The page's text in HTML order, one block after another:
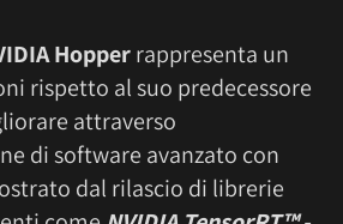
Hopperrappresenta un
rispetto al suo predecessore
attraverso
di software avanzato con
dal rilascio di librerie